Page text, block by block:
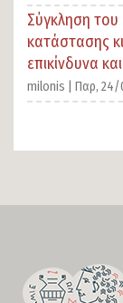
Σύγκληση του
κατάστασης
επικίνδυνα
milonis | Παρ, 24/
FOOTER-
FIRST